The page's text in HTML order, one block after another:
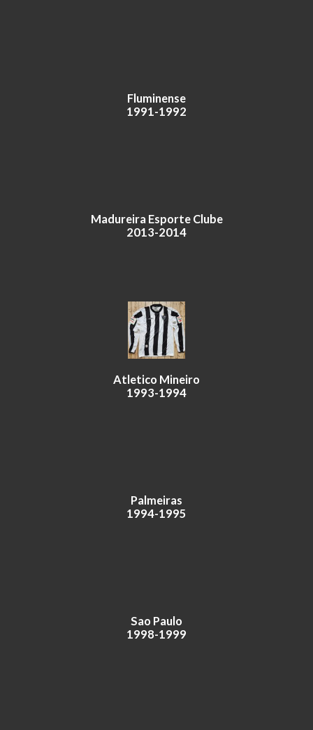
Fluminense
1991-1992
Madureira Esporte Clube
2013-2014
Atletico Mineiro
1993-1994
Palmeiras
1994-1995
Sao Paulo
1998-1999